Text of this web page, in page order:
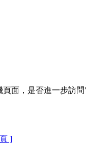
面，是否進一步訪問
]